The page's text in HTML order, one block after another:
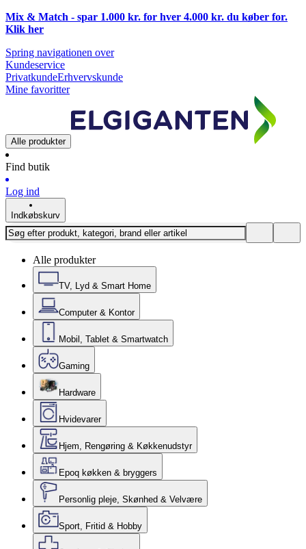
Mix & Match - spar 1.000 kr. for hver 4.000 kr. du køber for.
Klik her
Spring navigationen over
Kundeservice
PrivatkundeErhvervskunde
Mine favoritter
Alle produkter
Find butik
Log ind
Indkøbskurv
Alle produkter
TV, Lyd & Smart Home
Computer & Kontor
Mobil, Tablet & Smartwatch
Gaming
Hardware
Hvidevarer
Hjem, Rengøring & Køkkenudstyr
Epoq køkken & bryggers
Personlig pleje, Skønhed & Velvære
Sport, Fritid & Hobby